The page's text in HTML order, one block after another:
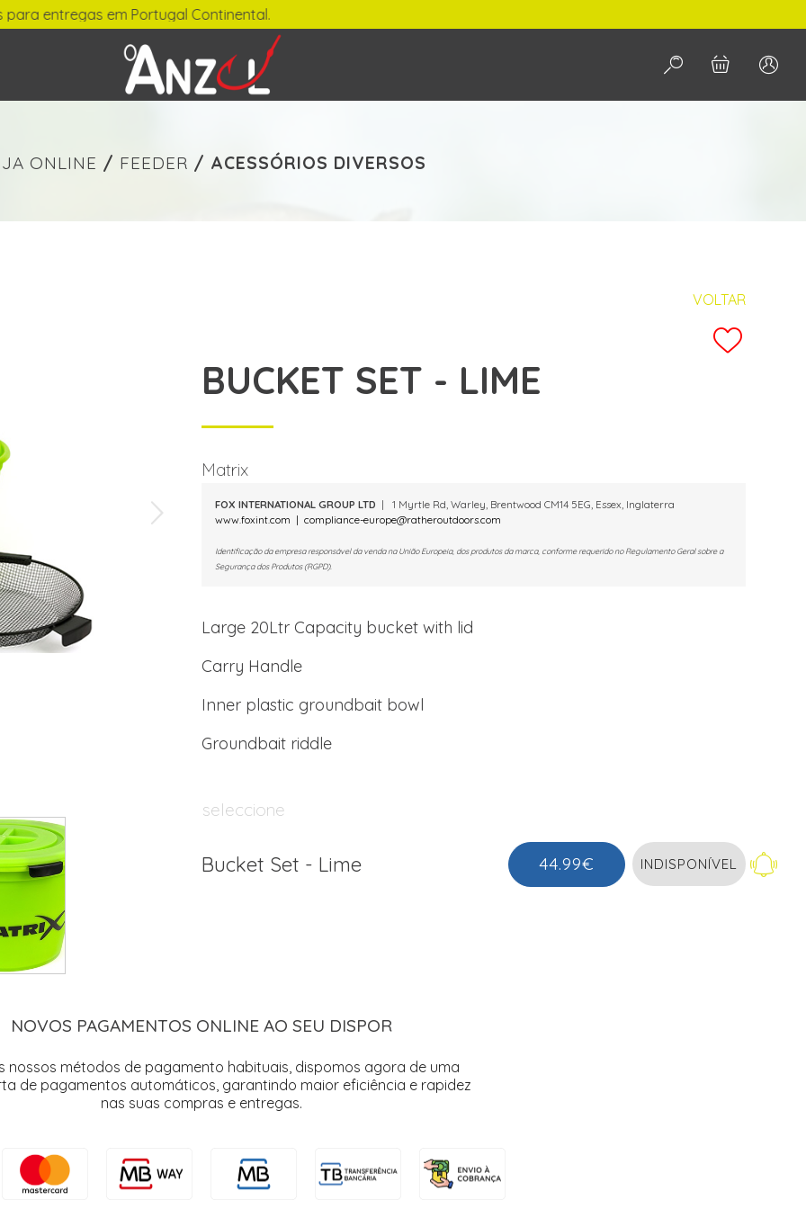
- € min./max.
entregas em Portugal Continental.
ONLINE / FEEDER / ACESSÓRIOS DIVERSOS
VOLTAR
BUCKET SET - LIME
Matrix
FOX INTERNATIONAL GROUP LTD | 1 Myrtle Rd, Warley, Brentwood CM14 5EG, Essex, Inglaterra
www.foxint.com | compliance-europe@ratheroutdoors.com
Identificação da empresa responsável da venda na União Europeia, dos produtos da marca, conforme requerido no Regulamento Geral sobre a
Segurança dos Produtos (RGPD).
Large 20Ltr Capacity bucket with lid
Carry Handle
Inner plastic groundbait bowl
Groundbait riddle
seleccione
Bucket Set - Lime 44.99€ INDISPONÍVEL
NOVOS PAGAMENTOS ONLINE AO SEU DISPOR
nossos métodos de pagamento habituais, dispomos agora de uma
de pagamentos automáticos, garantindo maior eficiência e rapidez
nas suas compras e entregas.